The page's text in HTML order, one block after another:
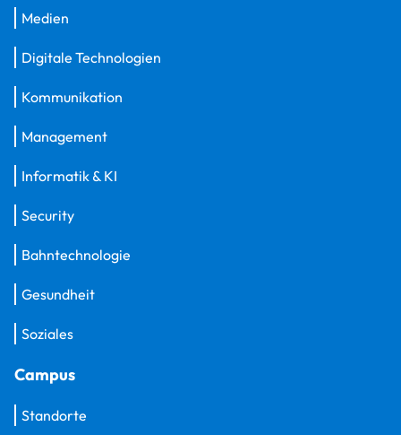
Medien
Digitale Technologien
Kommunikation
Management
Informatik & KI
Security
Bahntechnologie
Gesundheit
Soziales
Campus
Standorte